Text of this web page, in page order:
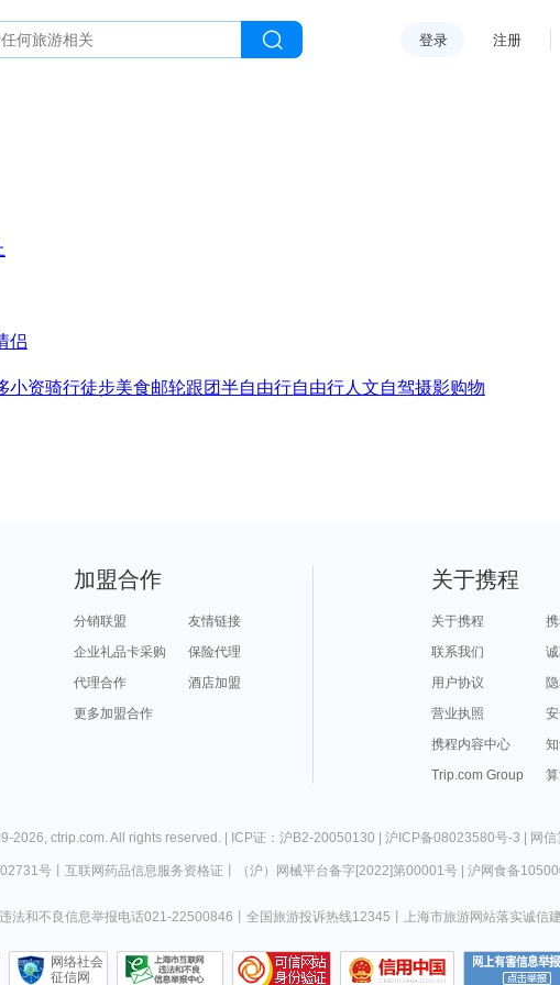
登录 注册
侣
小资骑行徒步美食邮轮跟团半自由行自由行人文自驾摄影购物
加盟合作
分销联盟
友情链接
企业礼品卡采购
保险代理
代理合作
酒店加盟
更多加盟合作
关于携程
关于携程
联系我们
用户协议
营业执照
携程内容中心
Trip.com Group
2026, ctrip.com. All rights reserved. | ICP证：沪B2-20050130 | 沪ICP备08023580号-3 | 网
号丨 互联网药品信息服务资格证 （沪）网械平台备字[2022]第00001号| 沪网食备
违法和不良信息举报电话021-22500846 全国旅游投诉热线12345 上海市旅游网站落实诚信
网络社会
征信网